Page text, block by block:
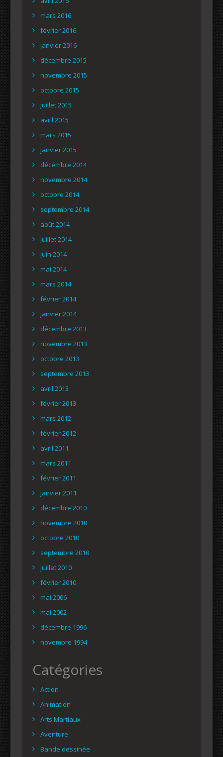
mars 2016
février 2016
janvier 2016
décembre 2015
novembre 2015
octobre 2015
juillet 2015
avril 2015
mars 2015
janvier 2015
décembre 2014
novembre 2014
octobre 2014
septembre 2014
août 2014
juillet 2014
juin 2014
mai 2014
mars 2014
février 2014
janvier 2014
décembre 2013
novembre 2013
octobre 2013
septembre 2013
avril 2013
février 2013
mars 2012
février 2012
avril 2011
mars 2011
février 2011
janvier 2011
décembre 2010
novembre 2010
octobre 2010
septembre 2010
juillet 2010
février 2010
mai 2006
mai 2002
décembre 1996
novembre 1994
Catégories
Action
Animation
Arts Martiaux
Aventure
Bande dessinée